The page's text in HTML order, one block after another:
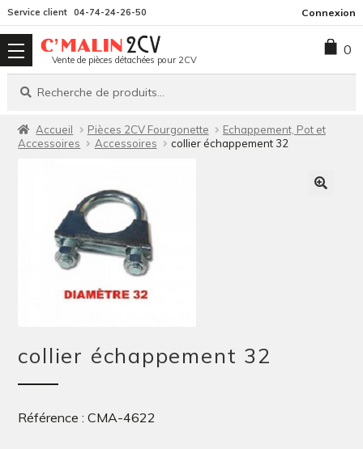
la
navigation
contenu
Service client 04-74-24-26-50 Connexion
Vente de pièces détachées pour 2CV
Recherche
Recherche
0
Accueil Pièces 2CV Fourgonette
Echappement, Pot et
Accessoires
Accessoires collier échappement 32
collier échappement 32
Référence : CMA-4622